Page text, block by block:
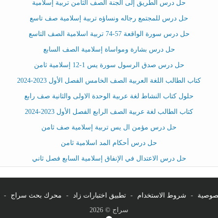
حل درس الطريق إلى الجنة الصف الثامن تربية إسلامية
حل درس للمجتمع رجاله ونساؤه تربية إسلامية صف تاسع
حل درس سورة الواقعة 57-74 تربية اسلامية الصف التاسع
حل درس بشارة ومواساة إسلامية الصف السابع
حل درس صدق الرسول سورة يس 1-12 إسلامية ثامن
كتاب الطالب اللغة العربية الصف الخامس الفصل الأول 2023-2024
حلول كتاب النشاط لغة عربية الوحدة الاولى والثانية صف رابع
كتاب الطالب لغة عربية الصف الرابع الفصل الأول 2023-2024
حل درس مؤمن ال يس تربية إسلامية صف ثامن
حل درس أحكام المد اسلامية ثامن
حل درس الاعتدال في الإنفاق إسلامية السابع فصل ثاني
- شروط الاستخدام - تطبيق اختبارات زاد - محرك بحث سراج -
سراج © 2026